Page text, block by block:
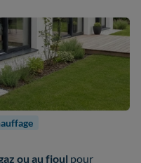
ou au fioul pour